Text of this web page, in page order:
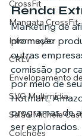
CrossFit
Mangata CrossFit
Informação
CRLV
Envelopamento
SVG Multimídia
Salão Michele
Colchões
Renda
Marketing de
promover
outras
comissão por
por meio de
Hotmart,
programas de
ser explorados.